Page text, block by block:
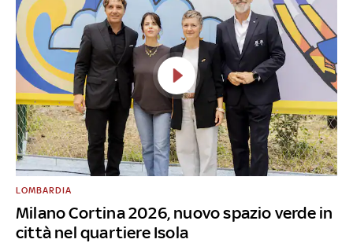
Milano Cortina 2026, nuovo spazio verde in
città nel quartiere Isola
LOMBARDIA